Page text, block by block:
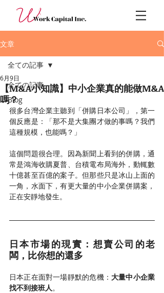
文章
全ての記事
Blog
全ての記事
【M&A小知識】中小企業真的能做M&A
嗎？
6月9日
很多台灣企業主聽到「併購日本公司」，第一
個反應是：「那不是大集團才做的事嗎？我們
這種規模，也能嗎？」
這個問題很合理。因為新聞上看到的併購，通
常是鴻海收購夏普、台積電布局海外，動輒數
十億甚至百億的案子。但那些只是冰山上面的
一角，水面下，有更大量的中小企業併購案，
正在安靜地發生。
日本市場的現實：想賣公司的老
闆，比你想的還多
日本正在面對一場靜默的危機： 大量中小企業
找不到接班人。